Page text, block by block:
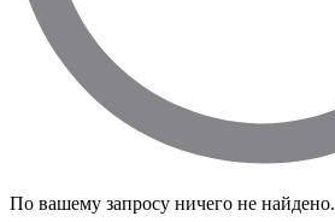
По вашему запросу ничего не найдено.